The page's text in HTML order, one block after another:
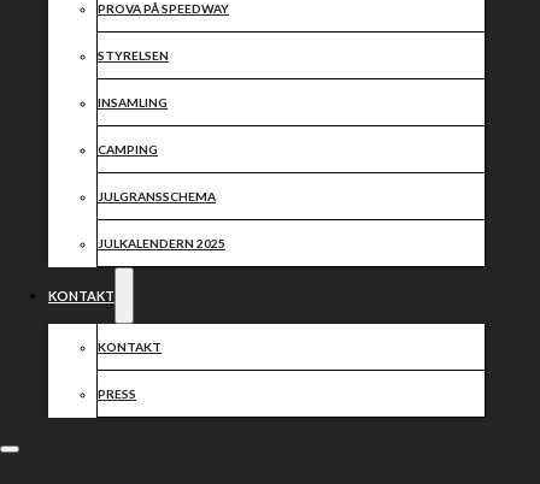
PROVA PÅ SPEEDWAY
STYRELSEN
INSAMLING
CAMPING
JULGRANSSCHEMA
JULKALENDERN 2025
KONTAKT
KONTAKT
PRESS